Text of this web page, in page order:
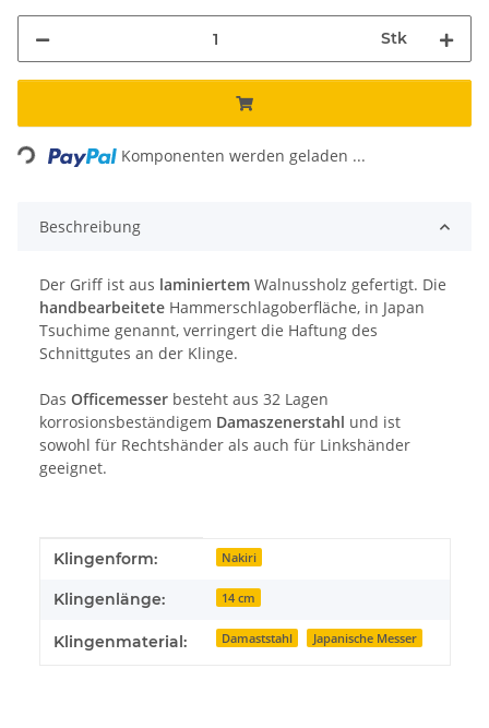
Stk
Loading... Komponenten werden geladen ...
Beschreibung
Der Griff ist aus laminiertem Walnussholz gefertigt. Die
handbearbeitete Hammerschlagoberfläche, in Japan
Tsuchime genannt, verringert die Haftung des
Schnittgutes an der Klinge.
Das Officemesser besteht aus 32 Lagen
korrosionsbeständigem Damaszenerstahl und ist
sowohl für Rechtshänder als auch für Linkshänder
geeignet.
Produkteigenschaft
Wert
Klingenform: Nakiri
Klingenlänge: 14 cm
Klingenmaterial: Damaststahl Japanische Messer